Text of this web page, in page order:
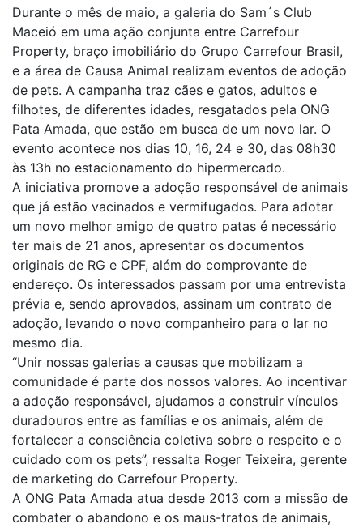
Durante o mês de maio, a galeria do Sam´s Club
Maceió em uma ação conjunta entre Carrefour
Property, braço imobiliário do Grupo Carrefour Brasil,
e a área de Causa Animal realizam eventos de adoção
de pets. A campanha traz cães e gatos, adultos e
filhotes, de diferentes idades, resgatados pela ONG
Pata Amada, que estão em busca de um novo lar. O
evento acontece nos dias 10, 16, 24 e 30, das 08h30
às 13h no estacionamento do hipermercado.
A iniciativa promove a adoção responsável de animais
que já estão vacinados e vermifugados. Para adotar
um novo melhor amigo de quatro patas é necessário
ter mais de 21 anos, apresentar os documentos
originais de RG e CPF, além do comprovante de
endereço. Os interessados passam por uma entrevista
prévia e, sendo aprovados, assinam um contrato de
adoção, levando o novo companheiro para o lar no
mesmo dia.
“Unir nossas galerias a causas que mobilizam a
comunidade é parte dos nossos valores. Ao incentivar
a adoção responsável, ajudamos a construir vínculos
duradouros entre as famílias e os animais, além de
fortalecer a consciência coletiva sobre o respeito e o
cuidado com os pets”, ressalta Roger Teixeira, gerente
de marketing do Carrefour Property.
A ONG Pata Amada atua desde 2013 com a missão de
combater o abandono e os maus-tratos de animais,